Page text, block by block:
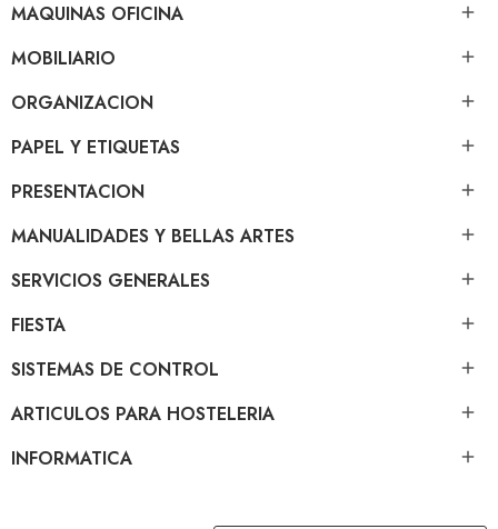
MAQUINAS OFICINA 
MOBILIARIO 
ORGANIZACION 
PAPEL Y ETIQUETAS 
PRESENTACION 
MANUALIDADES Y BELLAS ARTES 
SERVICIOS GENERALES 
FIESTA 
SISTEMAS DE CONTROL 
ARTICULOS PARA HOSTELERIA 
INFORMATICA 